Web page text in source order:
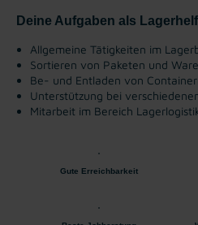
Deine Aufgaben als
Allgemeine Tätigkeiten im
Sortieren von Paketen und
Be- und Entladen von
Unterstützung bei
Mitarbeit im Bereich
Gute Erreichbarkeit